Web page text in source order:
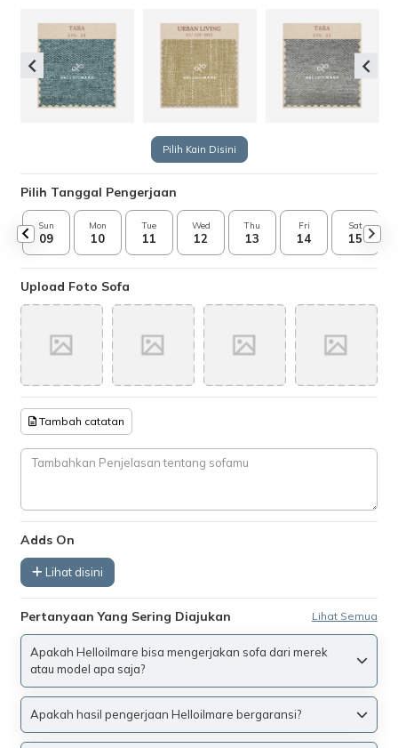
Pilih Kain Disini
Pilih Tanggal Pengerjaan
Sun
09
Mon
10
Tue
11
Wed
12
Thu
13
Fri
14
Sat
15
Upload Foto Sofa
Tambah catatan
Adds On
Lihat disini
Pertanyaan Yang Sering Diajukan Lihat Semua
Apakah Helloilmare bisa mengerjakan sofa dari merek
atau model apa saja?
Apakah hasil pengerjaan Helloilmare bergaransi?